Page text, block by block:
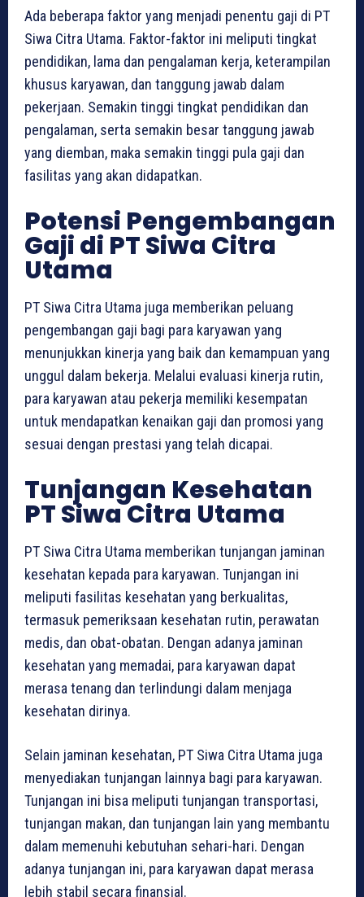
Ada beberapa faktor yang menjadi penentu gaji di PT
Siwa Citra Utama. Faktor-faktor ini meliputi tingkat
pendidikan, lama dan pengalaman kerja, keterampilan
khusus karyawan, dan tanggung jawab dalam
pekerjaan. Semakin tinggi tingkat pendidikan dan
pengalaman, serta semakin besar tanggung jawab
yang diemban, maka semakin tinggi pula gaji dan
fasilitas yang akan didapatkan.
Potensi Pengembangan
Gaji di PT Siwa Citra
Utama
PT Siwa Citra Utama juga memberikan peluang
pengembangan gaji bagi para karyawan yang
menunjukkan kinerja yang baik dan kemampuan yang
unggul dalam bekerja. Melalui evaluasi kinerja rutin,
para karyawan atau pekerja memiliki kesempatan
untuk mendapatkan kenaikan gaji dan promosi yang
sesuai dengan prestasi yang telah dicapai.
Tunjangan Kesehatan
PT Siwa Citra Utama
PT Siwa Citra Utama memberikan tunjangan jaminan
kesehatan kepada para karyawan. Tunjangan ini
meliputi fasilitas kesehatan yang berkualitas,
termasuk pemeriksaan kesehatan rutin, perawatan
medis, dan obat-obatan. Dengan adanya jaminan
kesehatan yang memadai, para karyawan dapat
merasa tenang dan terlindungi dalam menjaga
kesehatan dirinya.
Selain jaminan kesehatan, PT Siwa Citra Utama juga
menyediakan tunjangan lainnya bagi para karyawan.
Tunjangan ini bisa meliputi tunjangan transportasi,
tunjangan makan, dan tunjangan lain yang membantu
dalam memenuhi kebutuhan sehari-hari. Dengan
adanya tunjangan ini, para karyawan dapat merasa
lebih stabil secara finansial.